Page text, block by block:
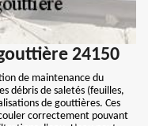
24150
de maintenance du
débris de saletés (feuilles,
de gouttières. Ces
correctement pouvant